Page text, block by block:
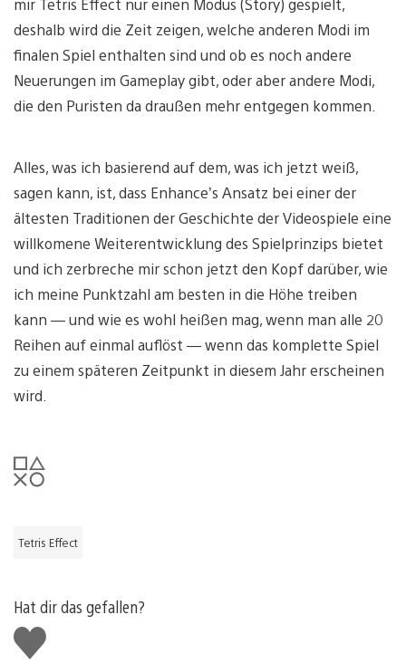
mir Tetris Effect nur einen Modus (Story) gespielt,
deshalb wird die Zeit zeigen, welche anderen Modi im
finalen Spiel enthalten sind und ob es noch andere
Neuerungen im Gameplay gibt, oder aber andere Modi,
die den Puristen da draußen mehr entgegen kommen.
Alles, was ich basierend auf dem, was ich jetzt weiß,
sagen kann, ist, dass Enhance’s Ansatz bei einer der
ältesten Traditionen der Geschichte der Videospiele eine
willkomene Weiterentwicklung des Spielprinzips bietet
und ich zerbreche mir schon jetzt den Kopf darüber, wie
ich meine Punktzahl am besten in die Höhe treiben
kann — und wie es wohl heißen mag, wenn man alle 20
Reihen auf einmal auflöst — wenn das komplette Spiel
zu einem späteren Zeitpunkt in diesem Jahr erscheinen
wird.
Tetris Effect
Hat dir das gefallen?
Gefällt
mir